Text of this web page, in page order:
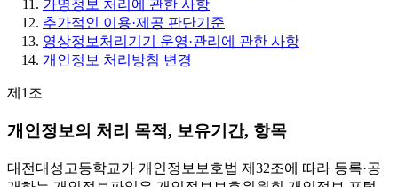
가명정보 처리에 관한 사항
추가적인 이용·제공 판단기준
영상정보처리기기 운영·관리에 관한 사항
개인정보 처리방침 변경
제1조
개인정보의 처리 목적, 보유기간, 항목
대전대성고등학교가 개인정보보호법 제32조에 따라 등록·공